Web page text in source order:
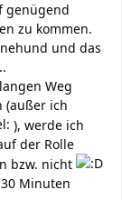
genügend
zu kommen.
und das
Weg
(außer ich
), werde ich
der Rolle
bzw. nicht
Minuten